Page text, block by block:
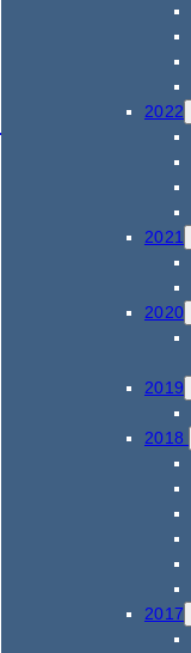
2022
2021
2020
2019
2018
2017